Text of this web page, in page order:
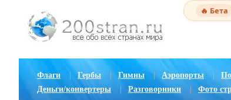
🔥 Бета
Флаги Гербы Гимны | Аэропорты
Деньги/конвертеры
Разговорники Фото